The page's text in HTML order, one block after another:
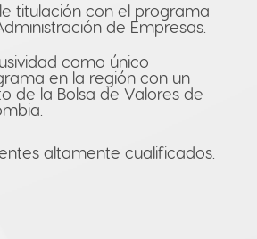
titulación con el programa
de Empresas.
como único
en la región con un
de la Bolsa de Valores de
altamente cualificados.